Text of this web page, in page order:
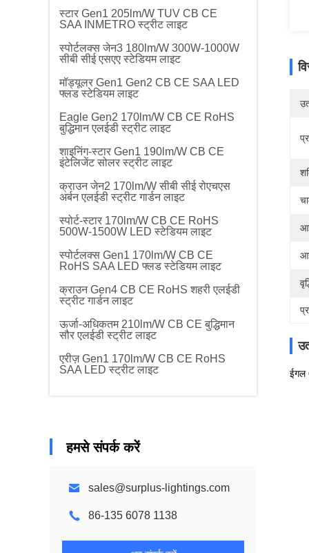
स्टार Gen1 205lm/W TUV CB CE
SAA INMETRO स्ट्रीट लाइट
स्पोर्टलक्स जेन3 180lm/W 300W-1000W
सीबी सीई एसएए स्टेडियम लाइट
मॉड्यूलर Gen1 Gen2 CB CE SAA LED
फ्लड स्टेडियम लाइट
Eagle Gen2 170lm/W CB CE RoHS
बुद्धिमान एलईडी स्ट्रीट लाइट
शाइनिंग-स्टार Gen1 190lm/W CB CE
इंटेलिजेंट सोलर स्ट्रीट लाइट
क्राउन जेन2 170lm/W सीबी सीई रोएचएस
अर्बन एलईडी स्ट्रीट गार्डन लाइट
स्पोर्ट-स्टार 170lm/W CB CE RoHS
500W-1500W LED स्टेडियम लाइट
स्पोर्टलक्स Gen1 170lm/W CB CE
RoHS SAA LED फ्लड स्टेडियम लाइट
क्राउन Gen4 CB CE RoHS शहरी एलईडी
स्ट्रीट गार्डन लाइट
ऊर्जा-अधिकतम 210lm/W CB CE बुद्धिमान
सौर एलईडी स्ट्रीट लाइट
एरीज़ Gen1 170lm/W CB CE RoHS
SAA LED स्ट्रीट लाइट
हमसे संपर्क करें
sales@surplus-lightings.com
86-135 6078 1138
ईगल